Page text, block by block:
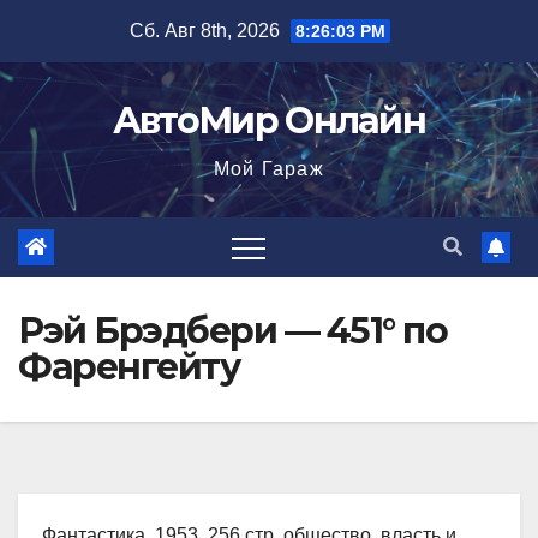
содержимому
Сб. Авг 8th, 2026 8:26:04 PM
АвтоМир Онлайн
Мой Гараж
Рэй Брэдбери — 451° по
Фаренгейту